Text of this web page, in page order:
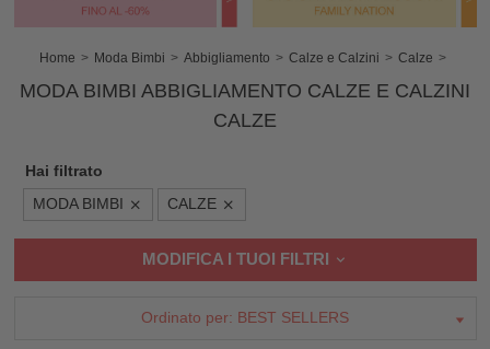
Home Moda Bimbi Abbigliamento Calze e Calzini Calze
MODA BIMBI ABBIGLIAMENTO CALZE E CALZINI
CALZE
Hai filtrato
MODA BIMBI CALZE
MODIFICA I TUOI FILTRI
Ordinato per: BEST SELLERS